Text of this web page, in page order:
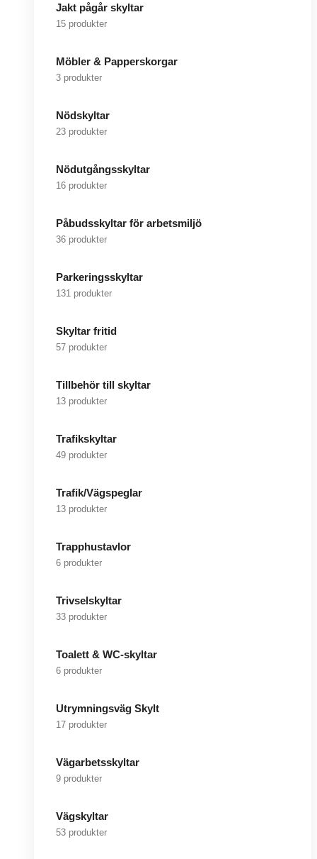
Jakt pågår skyltar
15 produkter
Möbler & Papperskorgar
3 produkter
Nödskyltar
23 produkter
Nödutgångsskyltar
16 produkter
Påbudsskyltar för arbetsmiljö
36 produkter
Parkeringsskyltar
131 produkter
Skyltar fritid
57 produkter
Tillbehör till skyltar
13 produkter
Trafikskyltar
49 produkter
Trafik/Vägspeglar
13 produkter
Trapphustavlor
6 produkter
Trivselskyltar
33 produkter
Toalett & WC-skyltar
6 produkter
Utrymningsväg Skylt
17 produkter
Vägarbetsskyltar
9 produkter
Vägskyltar
53 produkter